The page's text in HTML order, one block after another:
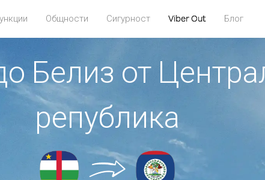
Общности Сигурност Viber Out Блог
Белиз от
република